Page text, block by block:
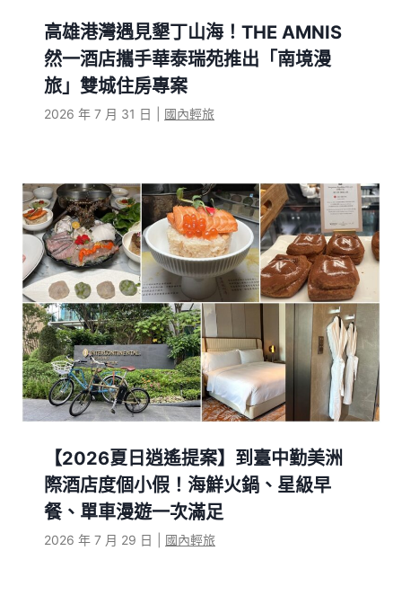
高雄港灣遇見墾丁山海！THE AMNIS
然一酒店攜手華泰瑞苑推出「南境漫
旅」雙城住房專案
2026 年 7 月 31 日 國內輕旅
【2026夏日逍遙提案】到臺中勤美洲
際酒店度個小假！海鮮火鍋、星級早
餐、單車漫遊一次滿足
2026 年 7 月 29 日 國內輕旅